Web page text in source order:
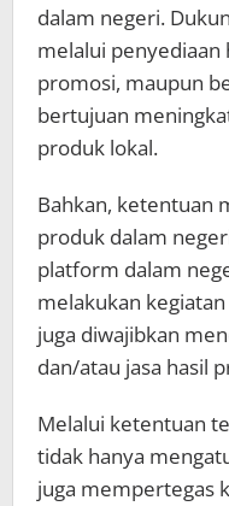
dalam negeri.
melalui penyediaan
promosi, maupun
bertujuan
produk lokal.
Bahkan, ketentuan
produk dalam
platform dalam
melakukan
juga diwajibkan
dan/atau jasa hasil
Melalui ketentuan
tidak hanya
juga mempertegas